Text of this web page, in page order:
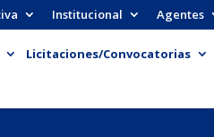
Institucional Agentes
Licitaciones/Convocatorias